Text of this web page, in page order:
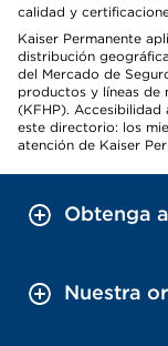
calidad y
Kaiser Permanente
distribución
del Mercado de
productos y líneas de
(KFHP). Accesibilidad
este directorio: los
atención de Kaiser
Obtenga
Nuestra